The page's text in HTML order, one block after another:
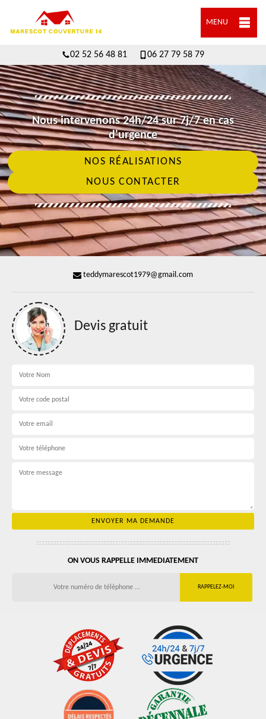
MENU
02 52 56 48 81 06 27 79 58 79
Nous intervenons 24h/24 sur 7j/7 en cas
d'urgence
NOS RÉALISATIONS
NOUS CONTACTER
teddymarescot1979@gmail.com
Devis gratuit
ON VOUS RAPPELLE IMMEDIATEMENT